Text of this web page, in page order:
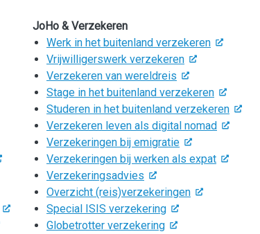
JoHo & Verzekeren
Werk in het buitenland verzekeren
Vrijwilligerswerk verzekeren
Verzekeren van wereldreis
Stage in het buitenland verzekeren
Studeren in het buitenland verzekeren
Verzekeren leven als digital nomad
Verzekeringen bij emigratie
Verzekeringen bij werken als expat
Verzekeringsadvies
Overzicht (reis)verzekeringen
Special ISIS verzekering
Globetrotter verzekering